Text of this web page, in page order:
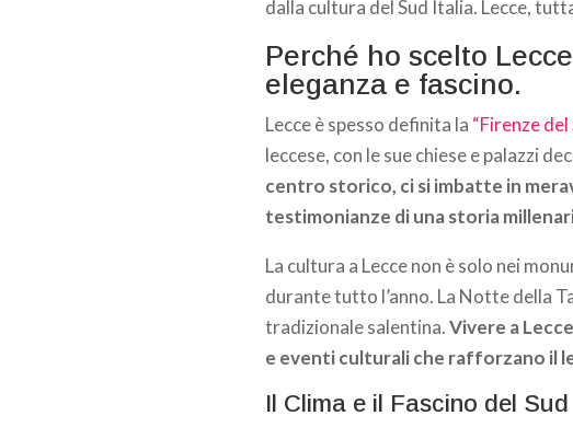
dalla cultura del Sud Italia. Lecce,
Perché ho scelto
eleganza e fascino.
Lecce è spesso definita la “Firenze del
leccese, con le sue chiese e palazzi
centro storico, ci si imbatte in
testimonianze di una storia
La cultura a Lecce non è solo nei
durante tutto l’anno. La Notte della
tradizionale salentina.Vivere a
e eventi culturali che rafforzano il
Il Clima e il Fascino del Sud